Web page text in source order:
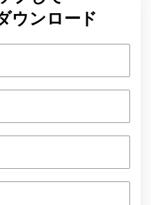
ウンロード